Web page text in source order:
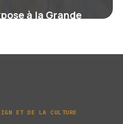
à la Grande
ET DE LA CULTURE